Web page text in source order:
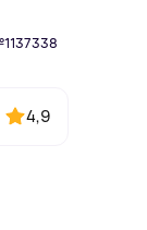
4,9